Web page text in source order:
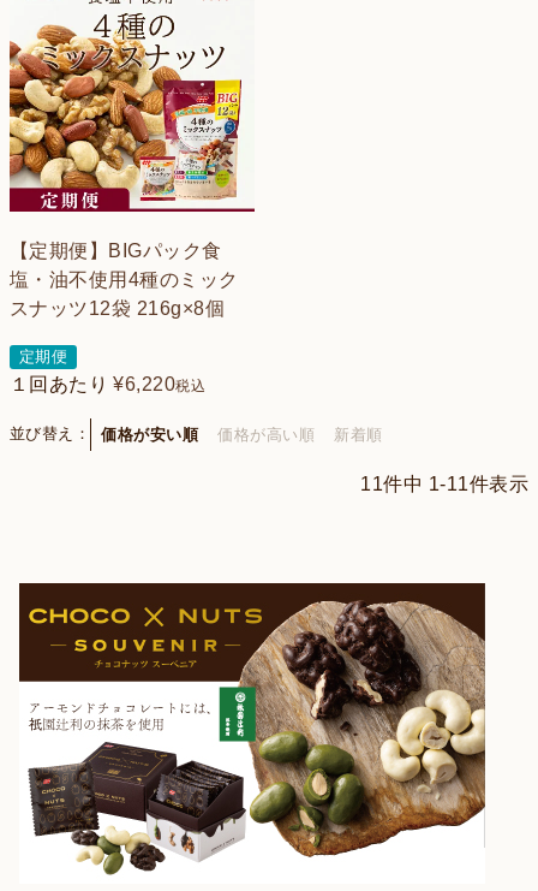
【定期便】BIGパック食
塩・油不使用4種のミック
スナッツ12袋 216g×8個
定期便
１回あたり ¥6,220税込
並び替え 価格が安い順 価格が高い順 新着順
11件中 1-11件表示